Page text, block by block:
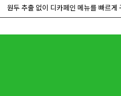
원두 추출 없이 디카페인 메뉴를 빠르게